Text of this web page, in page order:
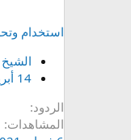
استخدام
14 أبريل 2019
الردود
المشاهدات